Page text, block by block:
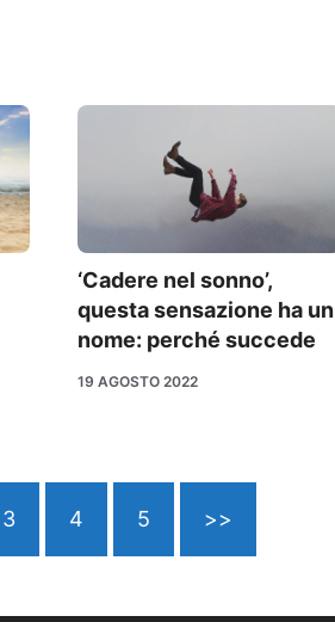
‘Cadere nel sonno’,
questa sensazione ha un
nome: perché succede
19 AGOSTO 2022
3 4 5 >>